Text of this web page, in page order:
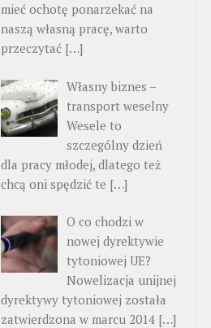
mieć ochotę ponarzekać na
naszą własną pracę, warto
przeczytać […]
Własny biznes –
transport weselny
Wesele to
szczególny dzień
dla pracy młodej, dlatego też
chcą oni spędzić te […]
O co chodzi w
nowej dyrektywie
tytoniowej UE?
Nowelizacja unijnej
dyrektywy tytoniowej została
zatwierdzona w marcu 2014 […]